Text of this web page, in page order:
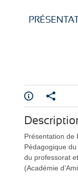
Présentation de
Pédagogique
du professorat
(Académie